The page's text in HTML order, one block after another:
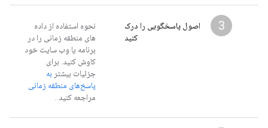
3
اصول پاسخگویی را درک
کنید
نحوه استفاده از داده
های منطقه زمانی را در
برنامه یا وب سایت خود
کاوش کنید. برای
جزئیات بیشتر به
پاسخ‌های منطقه زمانی
مراجعه کنید